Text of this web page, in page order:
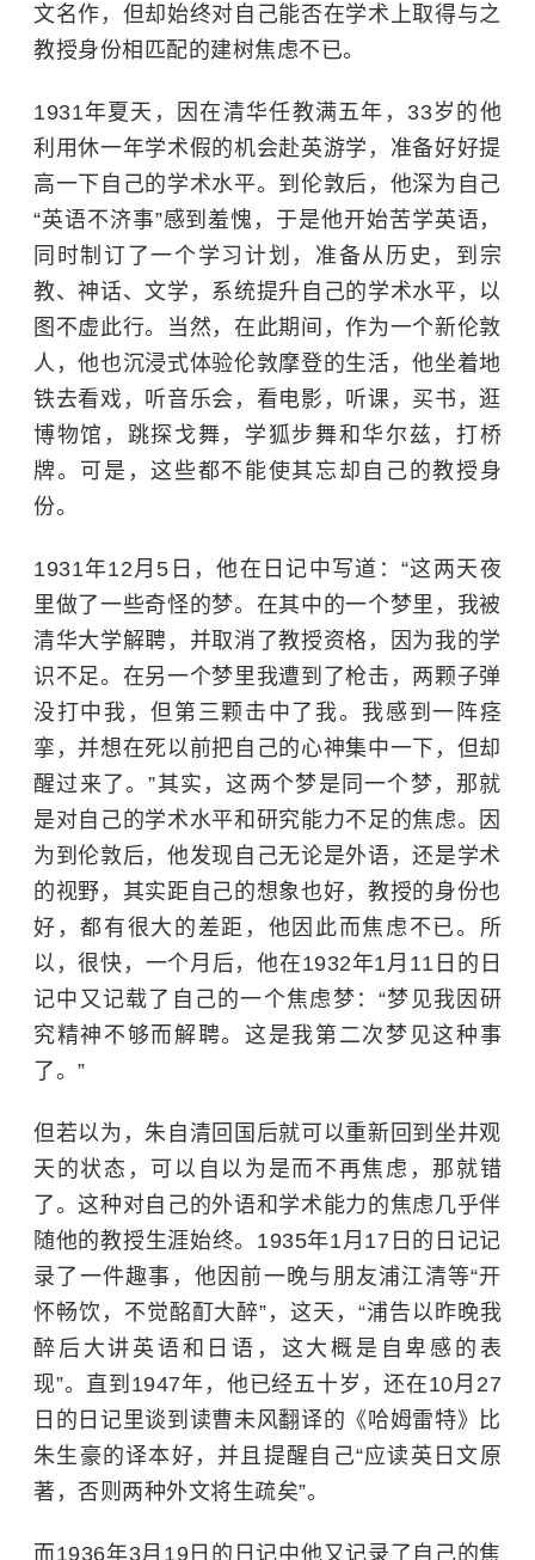
文名作，但却始终对自己能否在学术上取得与之
教授身份相匹配的建树焦虑不已。
1931年夏天，因在清华任教满五年，33岁的他
利用休一年学术假的机会赴英游学，准备好好提
高一下自己的学术水平。到伦敦后，他深为自己
“英语不济事”感到羞愧，于是他开始苦学英语，
同时制订了一个学习计划，准备从历史，到宗
教、神话、文学，系统提升自己的学术水平，以
图不虚此行。当然，在此期间，作为一个新伦敦
人，他也沉浸式体验伦敦摩登的生活，他坐着地
铁去看戏，听音乐会，看电影，听课，买书，逛
博物馆，跳探戈舞，学狐步舞和华尔兹，打桥
牌。可是，这些都不能使其忘却自己的教授身
份。
1931年12月5日，他在日记中写道：“这两天夜
里做了一些奇怪的梦。在其中的一个梦里，我被
清华大学解聘，并取消了教授资格，因为我的学
识不足。在另一个梦里我遭到了枪击，两颗子弹
没打中我，但第三颗击中了我。我感到一阵痉
挛，并想在死以前把自己的心神集中一下，但却
醒过来了。”其实，这两个梦是同一个梦，那就
是对自己的学术水平和研究能力不足的焦虑。因
为到伦敦后，他发现自己无论是外语，还是学术
的视野，其实距自己的想象也好，教授的身份也
好，都有很大的差距，他因此而焦虑不已。所
以，很快，一个月后，他在1932年1月11日的日
记中又记载了自己的一个焦虑梦：“梦见我因研
究精神不够而解聘。这是我第二次梦见这种事
了。”
但若以为，朱自清回国后就可以重新回到坐井观
天的状态，可以自以为是而不再焦虑，那就错
了。这种对自己的外语和学术能力的焦虑几乎伴
随他的教授生涯始终。1935年1月17日的日记记
录了一件趣事，他因前一晚与朋友浦江清等“开
怀畅饮，不觉酩酊大醉”，这天， “浦告以昨晚我
醉后大讲英语和日语，这大概是自卑感的表
现”。直到1947年，他已经五十岁，还在10月27
日的日记里谈到读曹未风翻译的《哈姆雷特》比
朱生豪的译本好，并且提醒自己“应读英日文原
著，否则两种外文将生疏矣”。
而1936年3月19日的日记中他又记录了自己的焦